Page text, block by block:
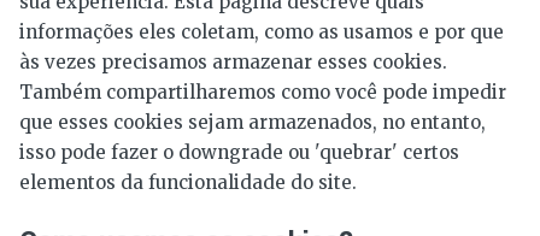
informações eles coletam, como as usamos e por que
às vezes precisamos armazenar esses cookies.
Também compartilharemos como você pode impedir
que esses cookies sejam armazenados, no entanto,
isso pode fazer o downgrade ou 'quebrar' certos
elementos da funcionalidade do site.